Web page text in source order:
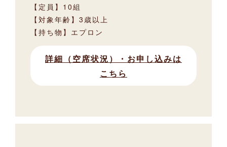
【定員】10組
【対象年齢】3歳以上
【持ち物】エプロン
詳細（空席状況）・お申し込みは
こちら